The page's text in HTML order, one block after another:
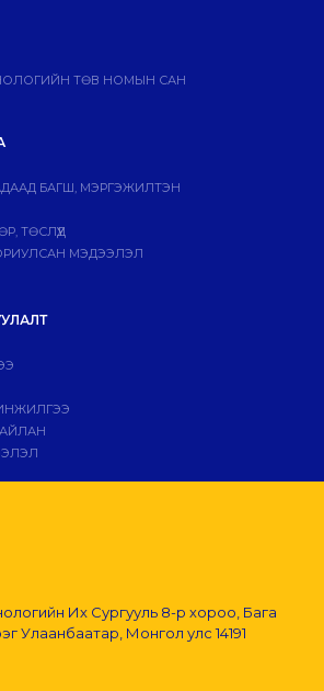
ТӨВ НОМЫН САН
БАГШ, МЭРГЭЖИЛТЭН
ТӨСЛҮҮД
МЭДЭЭЛЭЛ
Их Сургууль 8-р хороо, Бага
Улаанбаатар, Монгол улс 14191